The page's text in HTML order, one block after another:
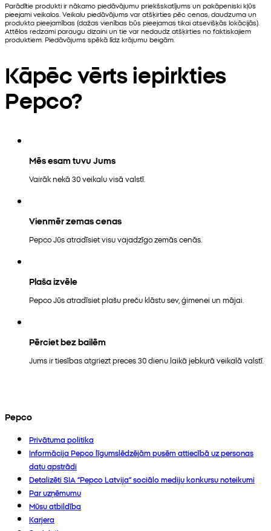
Parādītie produkti ir nākamo piedāvājumu priekšskatījums un pakāpeniski kļūs
pieejami veikalos. Veikalu piedāvājums var atšķirties pēc cenas, daudzuma un
produkta pieejamības (dažas vienības būs pieejamas tikai atsevišķās lokācijās).
Attēlos redzami paraugu dizaini un tie var nedaudz atšķirties no faktiskajiem
produktiem. Piedāvājums spēkā līdz krājumu beigām.
Kāpēc vērts iepirkties
Pepco?
Mēs esam tuvu Jums
Vairāk nekā 30 veikalu visā valstī.
Vienmēr zemas cenas
Pepco Jūs atradīsiet visu vajadzīgo zemās cenās.
Plaša izvēle
Pepco Jūs atradīsiet plašu preču klāstu sev, ģimenei un mājai.
Pērciet bez bailēm
Jums ir tiesības atgriezt preces 30 dienu laikā jebkurā veikalā valstī.
Pepco
Privātuma politika
Informācija Pepco līgumslēdzējām pusēm attiecībā uz personas
datu apstrādi
Detalizēti SIA “Pepco Latvija” sociālo mediju konkursu noteikumi
Par uzņēmumu
Mūsu atbildība
Karjera